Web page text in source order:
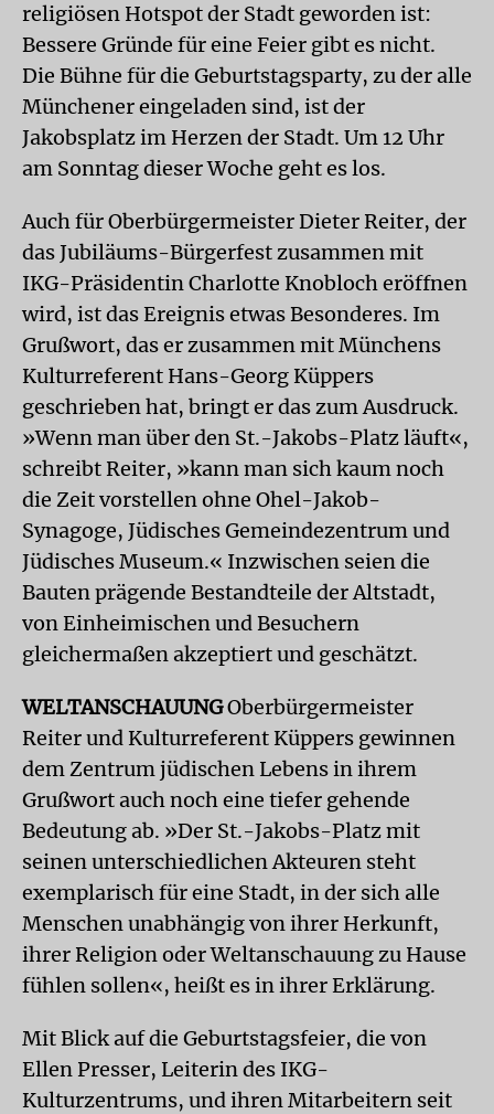
religiösen Hotspot der Stadt geworden ist:
Bessere Gründe für eine Feier gibt es nicht.
Die Bühne für die Geburtstagsparty, zu der alle
Münchener eingeladen sind, ist der
Jakobsplatz im Herzen der Stadt. Um 12 Uhr
am Sonntag dieser Woche geht es los.
Auch für Oberbürgermeister Dieter Reiter, der
das Jubiläums-Bürgerfest zusammen mit
IKG-Präsidentin Charlotte Knobloch eröffnen
wird, ist das Ereignis etwas Besonderes. Im
Grußwort, das er zusammen mit Münchens
Kulturreferent Hans-Georg Küppers
geschrieben hat, bringt er das zum Ausdruck.
»Wenn man über den St.-Jakobs-Platz läuft«,
schreibt Reiter, »kann man sich kaum noch
die Zeit vorstellen ohne Ohel-Jakob-
Synagoge, Jüdisches Gemeindezentrum und
Jüdisches Museum.« Inzwischen seien die
Bauten prägende Bestandteile der Altstadt,
von Einheimischen und Besuchern
gleichermaßen akzeptiert und geschätzt.
WELTANSCHAUUNGOberbürgermeister
Reiter und Kulturreferent Küppers gewinnen
dem Zentrum jüdischen Lebens in ihrem
Grußwort auch noch eine tiefer gehende
Bedeutung ab. »Der St.-Jakobs-Platz mit
seinen unterschiedlichen Akteuren steht
exemplarisch für eine Stadt, in der sich alle
Menschen unabhängig von ihrer Herkunft,
ihrer Religion oder Weltanschauung zu Hause
fühlen sollen«, heißt es in ihrer Erklärung.
Mit Blick auf die Geburtstagsfeier, die von
Ellen Presser, Leiterin des IKG-
Kulturzentrums, und ihren Mitarbeitern seit